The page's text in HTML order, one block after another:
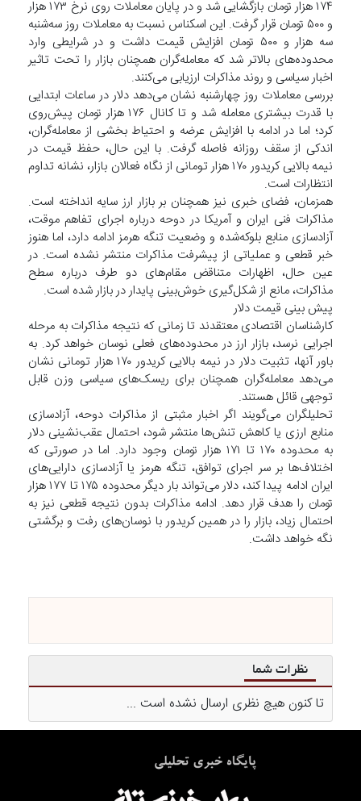
۱۷۴ هزار تومان بازگشایی شد و در پایان معاملات روی نرخ ۱۷۳ هزار
و ۵۰۰ تومان قرار گرفت. این اسکناس نسبت به معاملات روز سه‌شنبه
سه هزار و ۵۰۰ تومان افزایش قیمت داشت و در شرایطی وارد
محدوده‌های بالاتر شد که معامله‌گران همچنان بازار را تحت تاثیر
اخبار سیاسی و روند مذاکرات ارزیابی می‌کنند.
بررسی معاملات روز چهارشنبه نشان می‌دهد دلار در ساعات ابتدایی
با قدرت بیشتری معامله شد و تا کانال ۱۷۶ هزار تومان پیش‌روی
کرد؛ اما در ادامه با افزایش عرضه و احتیاط بخشی از معامله‌گران،
اندکی از سقف روزانه فاصله گرفت. با این حال، حفظ قیمت در
نیمه بالایی کریدور ۱۷۰ هزار تومانی از نگاه فعالان بازار، نشانه تداوم
انتظارات است.
همزمان، فضای خبری نیز همچنان بر بازار ارز سایه انداخته است.
مذاکرات فنی ایران و آمریکا در دوحه درباره اجرای تفاهم موقت،
آزادسازی منابع بلوکه‌شده و وضعیت تنگه هرمز ادامه دارد، اما هنوز
خبر قطعی و عملیاتی از پیشرفت مذاکرات منتشر نشده است. در
عین حال، اظهارات متناقض مقام‌های دو طرف درباره سطح
مذاکرات، مانع از شکل‌گیری خوش‌بینی پایدار در بازار شده است.
پیش ‌بینی قیمت دلار
کارشناسان اقتصادی معتقدند تا زمانی که نتیجه مذاکرات به مرحله
اجرایی نرسد، بازار ارز در محدوده‌های فعلی نوسان خواهد کرد. به
باور آنها، تثبیت دلار در نیمه بالایی کریدور ۱۷۰ هزار تومانی نشان
می‌دهد معامله‌گران همچنان برای ریسک‌های سیاسی وزن قابل
توجهی قائل هستند.
تحلیلگران می‌گویند اگر اخبار مثبتی از مذاکرات دوحه، آزادسازی
منابع ارزی یا کاهش تنش‌ها منتشر شود، احتمال عقب‌نشینی دلار
به محدوده ۱۷۰ تا ۱۷۱ هزار تومان وجود دارد. اما در صورتی که
اختلاف‌ها بر سر اجرای توافق، تنگه هرمز یا آزادسازی دارایی‌های
ایران ادامه پیدا کند، دلار می‌تواند بار دیگر محدوده ۱۷۵ تا ۱۷۷ هزار
تومان را هدف قرار دهد. ادامه مذاکرات بدون نتیجه قطعی نیز به
احتمال زیاد، بازار را در همین کریدور با نوسان‌های رفت و برگشتی
نگه خواهد داشت.
نظرات شما
تا کنون هیچ نظری ارسال نشده است ...